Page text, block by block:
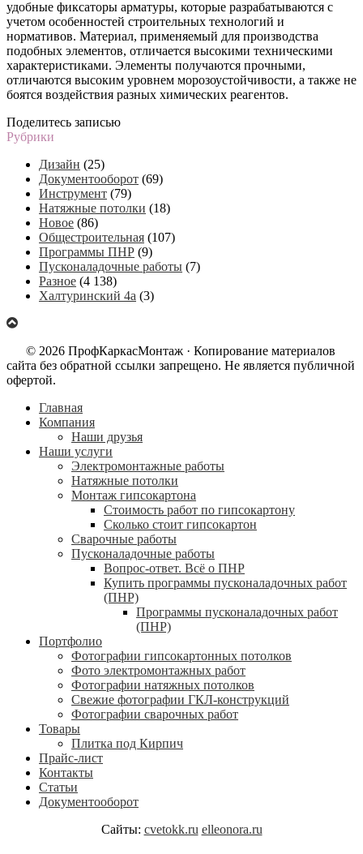
удобные фиксаторы арматуры, которые разрабатываются с
учетом особенностей строительных технологий и
нормативов. Материал, применяемый для производства
подобных элементов, отличается высокими техническими
характеристиками. Элементы получаются прочными,
отличаются высоким уровнем морозоустойчивости, а также не
боятся воздействия разных химических реагентов.
Поделитесь записью
Рубрики
Дизайн (25)
Документооборот (69)
Инструмент (79)
Натяжные потолки (18)
Новое (86)
Общестроительная (107)
Программы ПНР (9)
Пусконаладочные работы (7)
Разное (4 138)
Халтуринский 4а (3)
© 2026 ПрофКаркасМонтаж · Копирование материалов
сайта без обратной ссылки запрещено. Не является публичной
офертой.
Главная
Компания
Наши друзья
Наши услуги
Электромонтажные работы
Натяжные потолки
Монтаж гипсокартона
Стоимость работ по гипсокартону
Сколько стоит гипсокартон
Сварочные работы
Пусконаладочные работы
Вопрос-ответ. Всё о ПНР
Купить программы пусконаладочных работ
(ПНР)
Программы пусконаладочных работ
(ПНР)
Портфолио
Фотографии гипсокартонных потолков
Фото электромонтажных работ
Фотографии натяжных потолков
Свежие фотографии ГКЛ-конструкций
Фотографии сварочных работ
Товары
Плитка под Кирпич
Прайс-лист
Контакты
Статьи
Документооборот
Сайты: cvetokk.ru elleonora.ru